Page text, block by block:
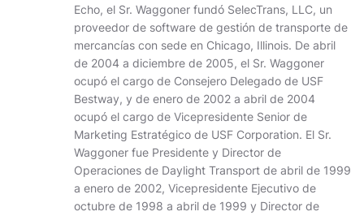
Echo, el Sr. Waggoner fundó SelecTrans, LLC, un
proveedor de software de gestión de transporte de
mercancías con sede en Chicago, Illinois. De abril
de 2004 a diciembre de 2005, el Sr. Waggoner
ocupó el cargo de Consejero Delegado de USF
Bestway, y de enero de 2002 a abril de 2004
ocupó el cargo de Vicepresidente Senior de
Marketing Estratégico de USF Corporation. El Sr.
Waggoner fue Presidente y Director de
Operaciones de Daylight Transport de abril de 1999
a enero de 2002, Vicepresidente Ejecutivo de
octubre de 1998 a abril de 1999 y Director de